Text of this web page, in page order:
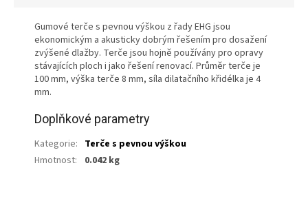
Gumové terče s pevnou výškou z řady EHG jsou
ekonomickým a akusticky dobrým řešením pro dosažení
zvýšené dlažby. Terče jsou hojně používány pro opravy
stávajících ploch i jako řešení renovací. Průměr terče je
100 mm, výška terče 8 mm, síla dilatačního křidélka je 4
mm.
Doplňkové parametry
Kategorie: Terče s pevnou výškou
Hmotnost: 0.042 kg